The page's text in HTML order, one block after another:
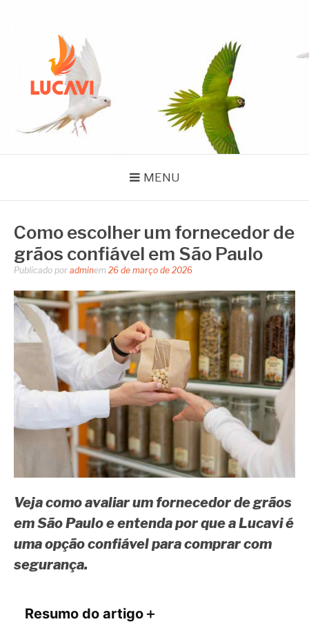
BLOG LUCAVI
SEMENTES
MENU
Como escolher um fornecedor de
grãos confiável em São Paulo
Publicado por adminem 26 de março de 2026
Veja como avaliar um fornecedor de grãos
em São Paulo e entenda por que a Lucavi é
uma opção confiável para comprar com
segurança.
Resumo do artigo＋